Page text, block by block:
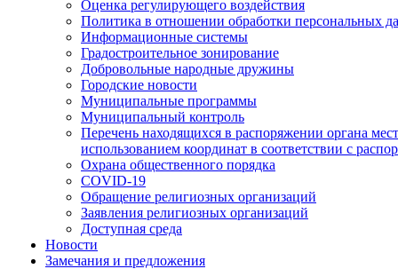
Оценка регулирующего воздействия
Политика в отношении обработки персональных
Информационные системы
Градостроительное зонирование
Добровольные народные дружины
Городские новости
Муниципальные программы
Муниципальный контроль
Перечень находящихся в распоряжении органа
использованием координат в соответствии с
Охрана общественного порядка
COVID-19
Обращение религиозных организаций
Заявления религиозных организаций
Доступная среда
Новости
Замечания и предложения